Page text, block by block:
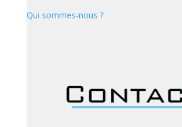
Qui sommes-nous ?